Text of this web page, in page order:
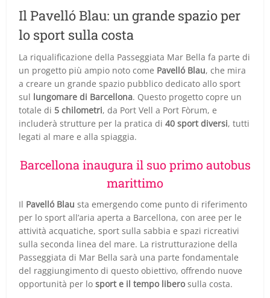
Il Pavelló Blau: un grande spazio per
lo sport sulla costa
La riqualificazione della Passeggiata Mar Bella fa parte di
un progetto più ampio noto come Pavelló Blau, che mira
a creare un grande spazio pubblico dedicato allo sport
sul lungomare di Barcellona. Questo progetto copre un
totale di 5 chilometri, da Port Vell a Port Fòrum, e
includerà strutture per la pratica di40 sport diversi, tutti
legati al mare e alla spiaggia.
Barcellona inaugura il suo primo autobus
marittimo
Il Pavelló Blau sta emergendo come punto di riferimento
per lo sport all’aria aperta a Barcellona, con aree per le
attività acquatiche, sport sulla sabbia e spazi ricreativi
sulla seconda linea del mare. La ristrutturazione della
Passeggiata di Mar Bella sarà una parte fondamentale
del raggiungimento di questo obiettivo, offrendo nuove
opportunità per losport e il tempo liberosulla costa.